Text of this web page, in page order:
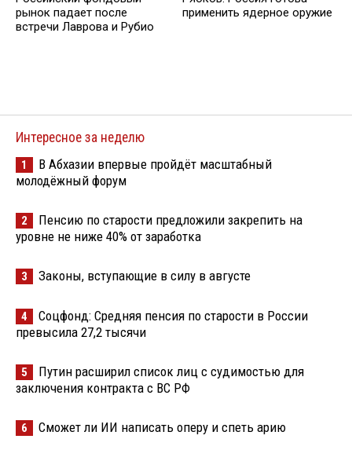
рынок падает после
встречи Лаврова и Рубио
применить ядерное оружие
Интересное за неделю
1
В Абхазии впервые пройдёт масштабный
молодёжный форум
2
Пенсию по старости предложили закрепить на
уровне не ниже 40% от заработка
3 Законы, вступающие в силу в августе
4
Соцфонд: Средняя пенсия по старости в России
превысила 27,2 тысячи
5
Путин расширил список лиц с судимостью для
заключения контракта с ВС РФ
6 Сможет ли ИИ написать оперу и спеть арию